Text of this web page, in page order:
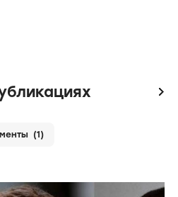
icon
(1)